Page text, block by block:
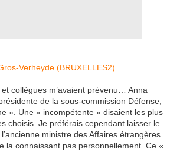
Verheyde (BRUXELLES2)
collègues m’avaient prévenu… Anna
de la sous-commission Défense,
». Une « incompétente » disaient les plus
choisis. Je préférais cependant laisser le
ministre des Affaires étrangères
la connaissant pas personnellement. Ce «